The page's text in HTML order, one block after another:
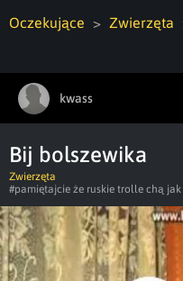
Oczekujące Zwierzęta
kwass
Bij bolszewika
Zwierzęta
#pamiętajcie że ruskie trolle chą